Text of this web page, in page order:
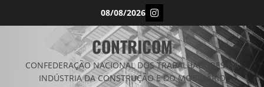
08/08/2026 Instagram
CONTRICOM
CONFEDERAÇÃO NACIONAL DOS TRABALHADORES NA
INDÚSTRIA DA CONSTRUÇÃO E DO MOBILIÁRIO